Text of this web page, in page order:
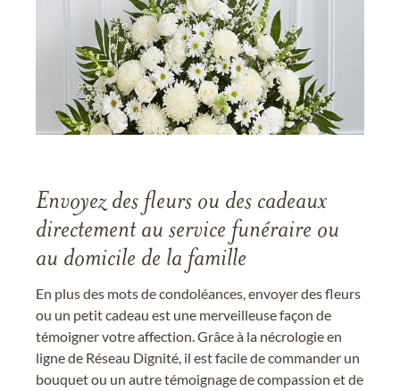
Envoyez des fleurs ou des cadeaux
directement au service funéraire ou
au domicile de la famille
En plus des mots de condoléances, envoyer des fleurs
ou un petit cadeau est une merveilleuse façon de
témoigner votre affection. Grâce à la nécrologie en
ligne de Réseau Dignité, il est facile de commander un
bouquet ou un autre témoignage de compassion et de